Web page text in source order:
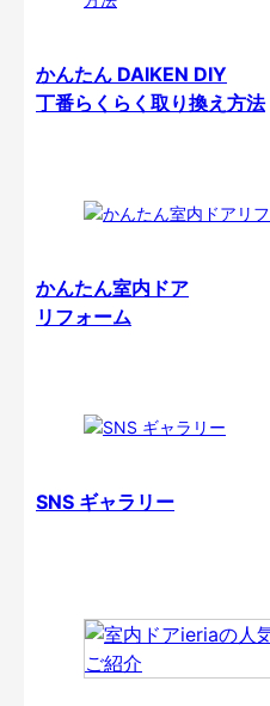
かんたん DAIKEN DIY
丁番らくらく取り換え方法
かんたん室内ドア
リフォーム
SNS ギャラリー